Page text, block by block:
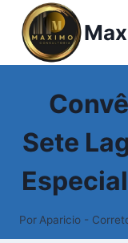
Sete
Por Aparicio -